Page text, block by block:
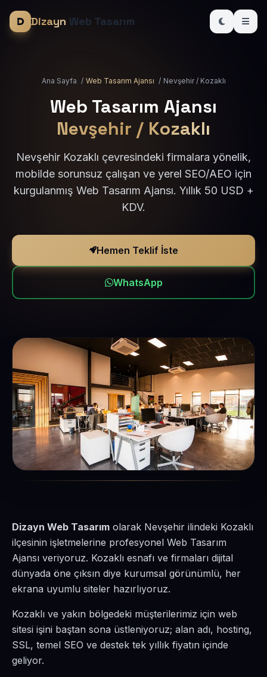
Dizayn Web Tasarım
Ana Sayfa / Web Tasarım Ajansı / Nevşehir / Kozaklı
Web Tasarım Ajansı
Nevşehir / Kozaklı
Nevşehir Kozaklı çevresindeki firmalara yönelik,
mobilde sorunsuz çalışan ve yerel SEO/AEO için
kurgulanmış Web Tasarım Ajansı. Yıllık 50 USD +
KDV.
Hemen Teklif İste
WhatsApp
Dizayn Web Tasarım olarak Nevşehir ilindeki Kozaklı
ilçesinin işletmelerine profesyonel Web Tasarım
Ajansı veriyoruz. Kozaklı esnafı ve firmaları dijital
dünyada öne çıksın diye kurumsal görünümlü, her
ekrana uyumlu siteler hazırlıyoruz.
Kozaklı ve yakın bölgedeki müşterilerimiz için web
sitesi işini baştan sona üstleniyoruz; alan adı, hosting,
SSL, temel SEO ve destek tek yıllık fiyatın içinde
geliyor.